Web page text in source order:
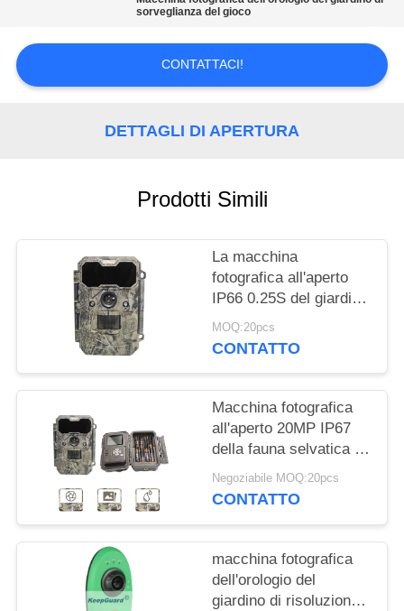
UN
PREVENTIVO
POLITICA
SULLA
PRIVACY
sorveglianza del gioco
CONTATTACI!
DETTAGLI DI APERTURA
Prodotti Simili
La macchina
fotografica all'aperto
IP66 0.25S del giardino
della micro lente avvia
per fucilazione più
MOQ:20pcs
CONTATTO
Macchina fotografica
all'aperto 20MP IP67
della fauna selvatica di
infrarosso della
macchina fotografica
Negoziabile MOQ:20pcs
CONTATTO
macchina fotografica
dell'orologio del
giardino di risoluzione